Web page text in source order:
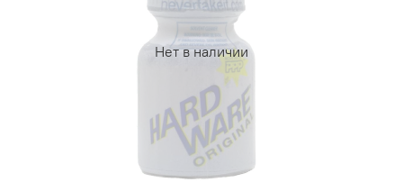
Нет в наличии